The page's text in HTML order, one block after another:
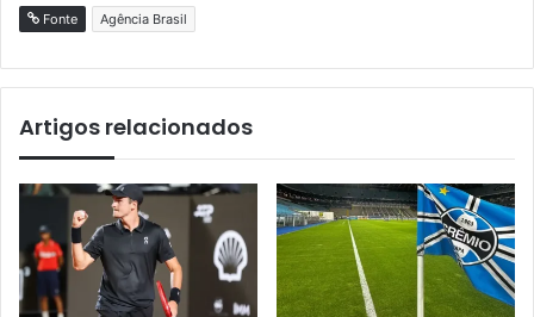
Fonte Agência Brasil
Artigos relacionados